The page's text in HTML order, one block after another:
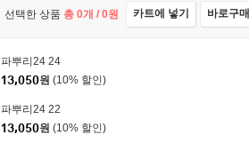
선택한 상품 총 0개 / 0원 카트에 넣기 바로구매
파뿌리24 24
13,050원 (10% 할인)
파뿌리24 22
13,050원 (10% 할인)